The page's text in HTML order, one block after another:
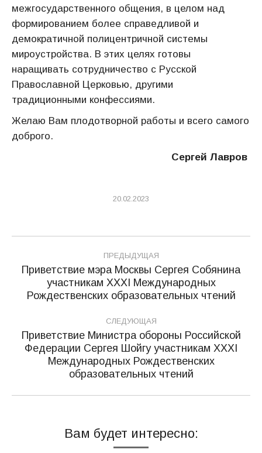
межгосударственного общения, в целом над
формированием более справедливой и
демократичной полицентричной системы
мироустройства. В этих целях готовы
наращивать сотрудничество с Русской
Православной Церковью, другими
традиционными конфессиями.
Желаю Вам плодотворной работы и всего самого
доброго.
Сергей Лавров
20.02.2023
Навигация
по
записям
ПРЕДЫДУЩАЯ
Предыдущая
запись:
Приветствие мэра Москвы Сергея Собянина
участникам XXХI Международных
Рождественских образовательных чтений
СЛЕДУЮЩАЯ
Следующая
запись:
Приветствие Министра обороны Российской
Федерации Сергея Шойгу участникам XXXI
Международных Рождественских
образовательных чтений
Вам будет интересно: